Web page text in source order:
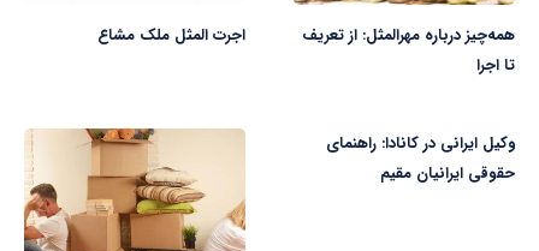
همه‌چیز درباره مهرالمثل: از تعریف
تا اجرا
اجرت المثل ملک مشاع
وکیل ایرانی در کانادا: راهنمای
حقوقی ایرانیان مقیم